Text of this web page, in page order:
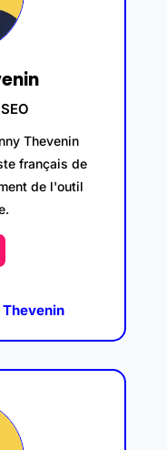
Thevenin
français de
de l'outil